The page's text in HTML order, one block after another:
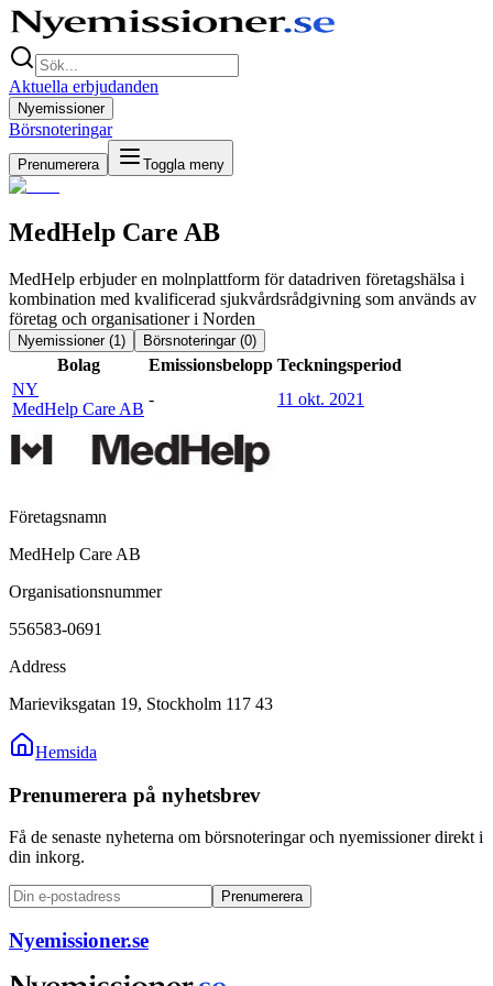
Aktuella erbjudanden
Nyemissioner
Börsnoteringar
Prenumerera Toggla meny
MedHelp Care AB
MedHelp erbjuder en molnplattform för datadriven företagshälsa i
kombination med kvalificerad sjukvårdsrådgivning som används av
företag och organisationer i Norden
Nyemissioner (1 ) Börsnoteringar (0)
Bolag Emissionsbelopp Teckningsperiod
NY
MedHelp Care AB
- 11 okt. 2021
Företagsnamn
MedHelp Care AB
Organisationsnummer
556583-0691
Address
Marieviksgatan 19, Stockholm 117 43
Hemsida
Prenumerera på nyhetsbrev
Få de senaste nyheterna om börsnoteringar och nyemissioner direkt i
din inkorg.
Prenumerera
Nyemissioner.se